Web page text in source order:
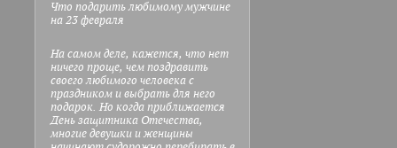
Что подарить любимому мужчине
на 23 февраля
На самом деле, кажется, что нет
ничего проще, чем поздравить
своего любимого человека с
праздником и выбрать для него
подарок. Но когда приближается
День защитника Отечества,
многие девушки и женщины